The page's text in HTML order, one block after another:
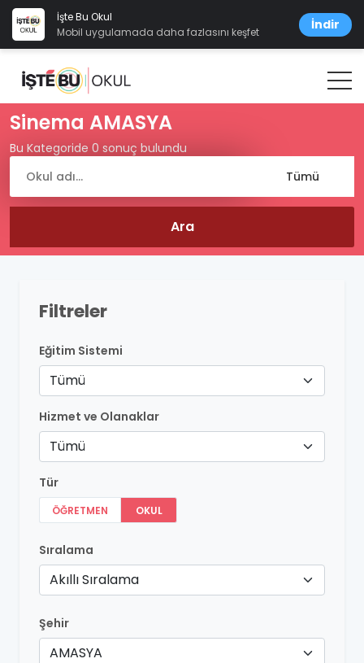
İşte Bu Okul
Mobil uygulamada daha fazlasını keşfet
İndir
Sinema AMASYA
Bu Kategoride 0 sonuç bulundu
Filtreler
Eğitim Sistemi
Tümü
Hizmet ve Olanaklar
Tümü
Tür
ÖĞRETMEN OKUL
Sıralama
Akıllı Sıralama
Şehir
AMASYA